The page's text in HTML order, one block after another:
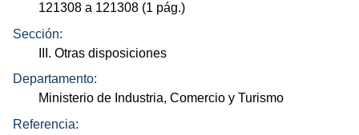
121308 a 121308 (1 pág.)
Sección:
III. Otras disposiciones
Departamento:
Ministerio de Industria, Comercio y Turismo
Referencia: